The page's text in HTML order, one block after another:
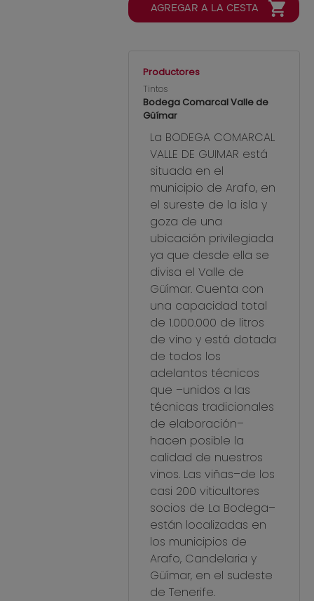
Productores
Tintos
Bodega Comarcal Valle de
Güímar
La BODEGA COMARCAL
VALLE DE GUIMAR está
situada en el
municipio de Arafo, en
el sureste de la isla y
goza de una
ubicación privilegiada
ya que desde ella se
divisa el Valle de
Güímar. Cuenta con
una capacidad total
de 1.000.000 de litros
de vino y está dotada
de todos los
adelantos técnicos
que –unidos a las
técnicas tradicionales
de elaboración–
hacen posible la
calidad de nuestros
vinos. Las viñas–de los
casi 200 viticultores
socios de La Bodega–
están localizadas en
los municipios de
Arafo, Candelaria y
Güímar, en el sudeste
de Tenerife.